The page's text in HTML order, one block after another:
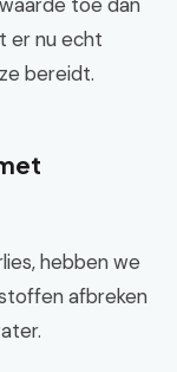
er nu echt
bereidt.
hebben we
afbreken